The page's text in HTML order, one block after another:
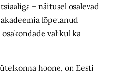
– näitusel osalevad
lõpetanud
valikul ka
hoone, on Eesti